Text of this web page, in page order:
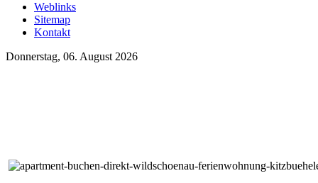
Weblinks
Sitemap
Kontakt
Donnerstag, 06. August 2026